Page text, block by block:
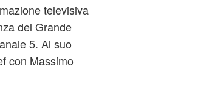
televisiva
del Grande
5. Al suo
con Massimo